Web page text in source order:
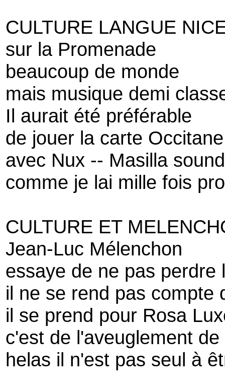
CULTURE LANGUE
sur la Promenade
beaucoup de monde
mais musique demi
Il aurait été préférable
de jouer la carte
avec Nux -- Masilla
comme je lai mille fois
CULTURE ET
Jean-Luc Mélenchon
essaye de ne pas
il ne se rend pas compte
il se prend pour Rosa
c'est de l'aveuglement
helas il n'est pas seul à